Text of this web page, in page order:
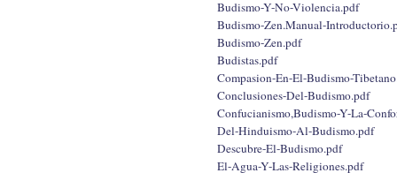
Budismo-Y-No-Violencia.pdf
Budismo-Zen.Manual-
Budismo-Zen.pdf
Budistas.pdf
Compasion-En-El-Budismo-
Conclusiones-Del-Budismo.pdf
Confucianismo,Budismo-Y-La-
Del-Hinduismo-Al-Budismo.pdf
Descubre-El-Budismo.pdf
El-Agua-Y-Las-Religiones.pdf